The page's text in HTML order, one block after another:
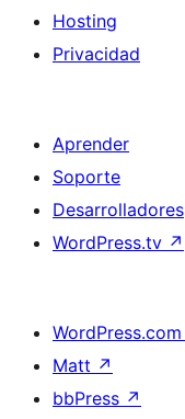
Hosting
Privacidad
Aprender
Soporte
Desarrolladores
WordPress.tv ↗
WordPress.com
Matt ↗
bbPress ↗